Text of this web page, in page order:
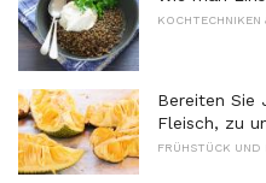
KOCHTECHNIKEN
Bereiten Sie
Fleisch, zu
FRÜHSTÜCK UND